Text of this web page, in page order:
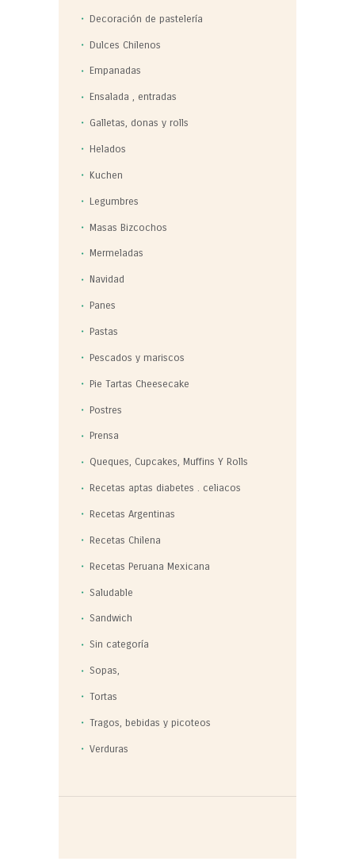
Decoración de pastelería
Dulces Chilenos
Empanadas
Ensalada , entradas
Galletas, donas y rolls
Helados
Kuchen
Legumbres
Masas Bizcochos
Mermeladas
Navidad
Panes
Pastas
Pescados y mariscos
Pie Tartas Cheesecake
Postres
Prensa
Queques, Cupcakes, Muffins Y Rolls
Recetas aptas diabetes . celiacos
Recetas Argentinas
Recetas Chilena
Recetas Peruana Mexicana
Saludable
Sandwich
Sin categoría
Sopas,
Tortas
Tragos, bebidas y picoteos
Verduras